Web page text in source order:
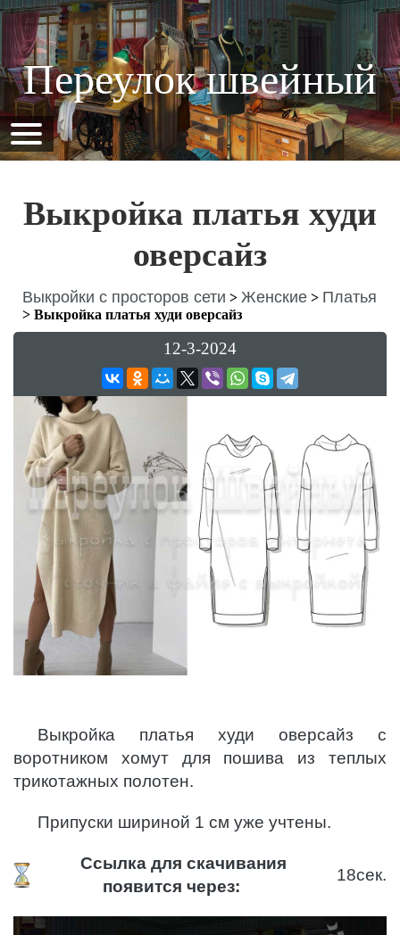
Переулок швейный
Выкройка платья худи
оверсайз
Выкройки с просторов сети > Женские > Платья
> Выкройка платья худи оверсайз
12-3-2024
Выкройка платья худи оверсайз с
воротником хомут для пошива из теплых
трикотажных полотен.
Припуски шириной 1 см уже учтены.
Ссылка для скачивания
появится через:
18сек.